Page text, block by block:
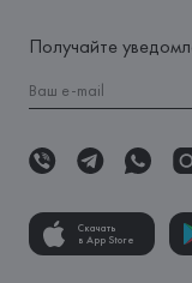
Получайте
Скачать
в App Store